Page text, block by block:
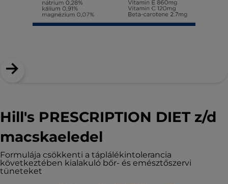
Hill's PRESCRIPTION DIET z/d
macskaeledel
Formulája csökkenti a táplálékintolerancia
következtében kialakuló bőr- és emésztőszervi
tüneteket